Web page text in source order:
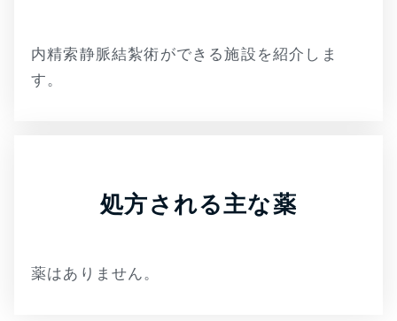
内精索静脈結紮術ができる施設を紹介しま
す。
処方される主な薬
薬はありません。